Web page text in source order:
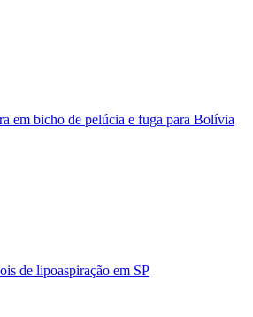
em bicho de pelúcia e fuga para Bolívia
de lipoaspiração em SP